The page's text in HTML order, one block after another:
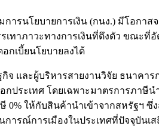
รนโยบายการเงิน (กนง.) มีโอกาส
ทาภาวะทางการเงินที่ตึงตัว ขณะที่อั
กเบี้ยนโยบายลงได้
และผู้บริหารสายงานวิจัย ธนาคา
กประเทศ โดยเฉพาะมาตรการภา
าษี 0% ให้กับสินค้านำเข้าจากสหรัฐ
ารณ์การเมืองในประเทศที่ปัจจุบัน